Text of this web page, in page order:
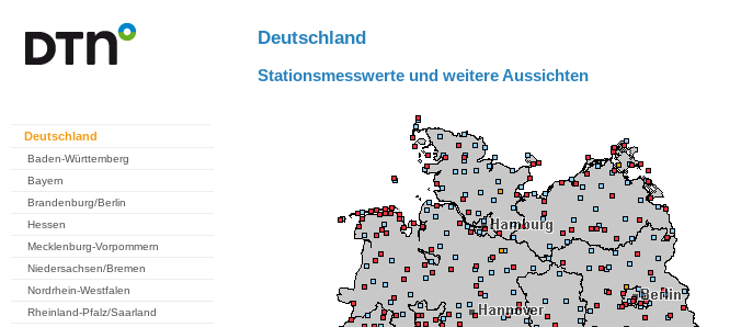
Deutschland
Baden-Württemberg
Bayern
Brandenburg/Berlin
Hessen
Mecklenburg-Vorpommern
Niedersachsen/Bremen
Nordrhein-Westfalen
Rheinland-Pfalz/Saarland
Deutschland
Stationsmesswerte und weitere Aussichten